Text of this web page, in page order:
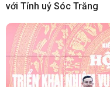
với Tỉnh uỷ Sóc Trăng